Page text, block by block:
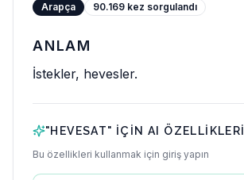
Arapça 90.169 kez sorgulandı
ANLAM
İstekler, hevesler.
"HEVESAT" IÇIN AI ÖZELLIKLERI
Bu özellikleri kullanmak için giriş yapın